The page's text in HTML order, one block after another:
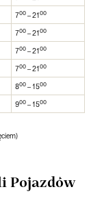
700 – 2100
700 – 2100
700 – 2100
700 – 2100
800 – 1500
900 – 1500
Pojazdów